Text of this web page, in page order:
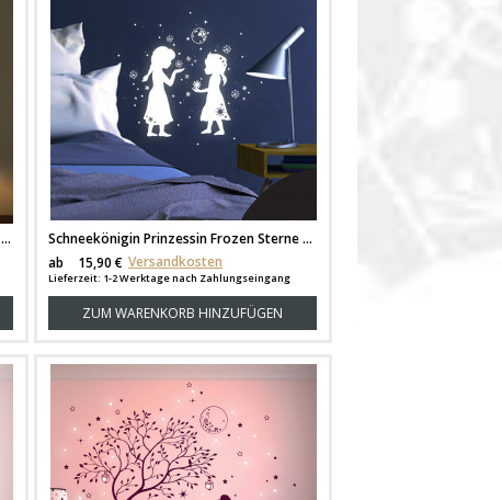
Wandtattoo Prinzessin Cinderella Sterne Punkte fluoreszierend M1191
Schneekönigin Prinzessin Frozen Sterne Schneeflocken fluoreszierend M1662
ab
15,90 € Versandkosten
Lieferzeit: 1-2 Werktage nach Zahlungseingang
ZUM WARENKORB HINZUFÜGEN